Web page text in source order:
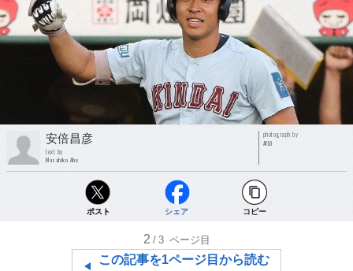
安倍昌彦
text by
Masahiko Abe
photograph by
AFLO
ポスト シェア コピー
2 /3 ページ目
この記事を1ページ目から読む